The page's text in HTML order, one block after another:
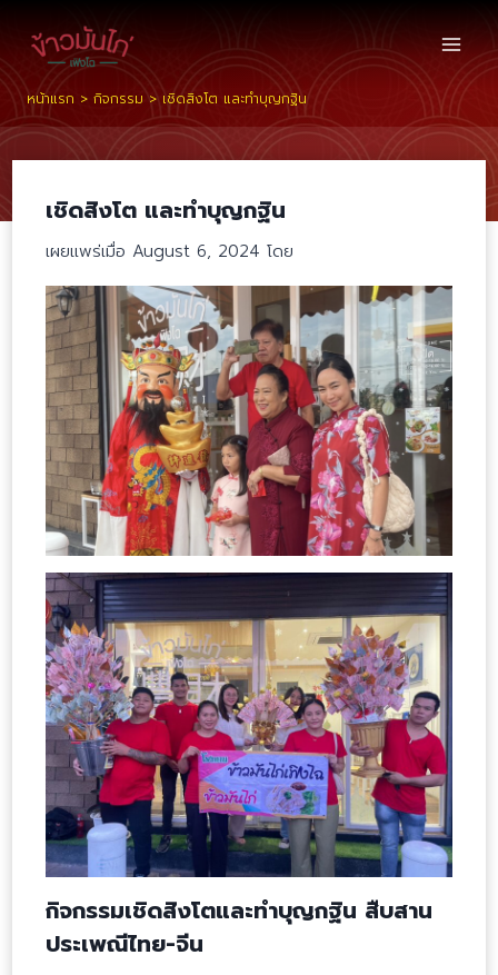
to
content
หน้าแรก > กิจกรรม> เชิดสิงโต และทำบุญกฐิน
เชิดสิงโต และทำบุญกฐิน
เผยแพร่เมื่อ August 6, 2024 โดย
กิจกรรมเชิดสิงโตและทำบุญกฐิน สืบสาน
ประเพณีไทย-จีน